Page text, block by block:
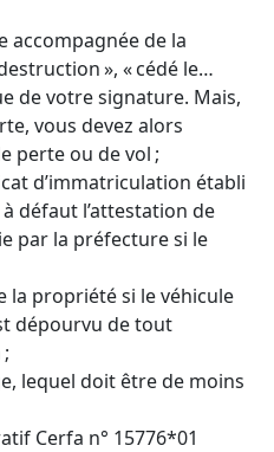
accompagnée de la
», « cédé le…
de votre signature. Mais,
vous devez alors
perte ou de vol ;
d’immatriculation établi
défaut l’attestation de
par la préfecture si le
la propriété si le véhicule
dépourvu de tout
lequel doit être de moins
Cerfa n° 15776*01